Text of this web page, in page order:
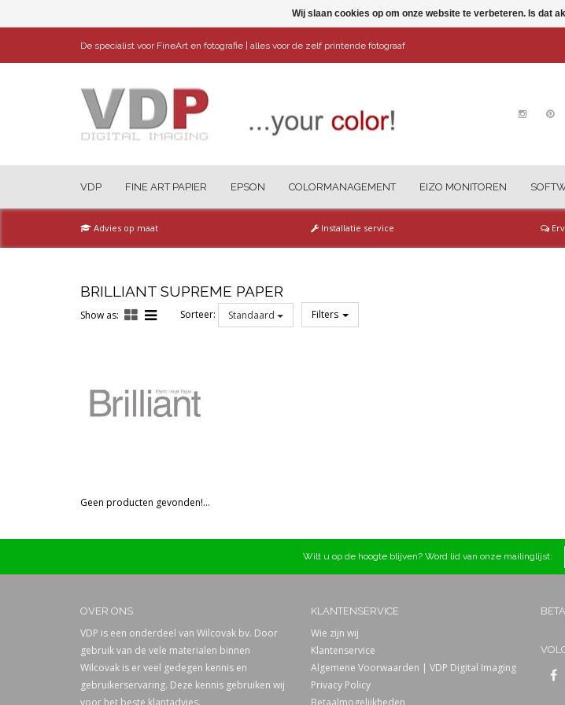
De specialist voor FineArt en fotografie | alles voor de zelf printende fotograaf
VDP FINE ART PAPIER EPSON COLORMANAGEMENT EIZO MONITOREN
Advies op maat Installatie service
BRILLIANT SUPREME PAPER
Show as: Sorteer: Standaard Filters
Geen producten gevonden!...
Wilt u op de hoogte blijven? Word lid van onze mailinglijst:
OVER ONS
VDP is een onderdeel van Wilcovak bv. Door
gebruik van de vele materialen binnen
Wilcovak is er veel gedegen kennis en
gebruikerservaring. Deze kennis gebruiken wij
voor het beste klantadvies.
KLANTENSERVICE
Wie zijn wij
Klantenservice
Algemene Voorwaarden | VDP Digital Imaging
Privacy Policy
Betaalmogelijkheden
Wij slaan cookies op om onze website te verbeteren. Is dat